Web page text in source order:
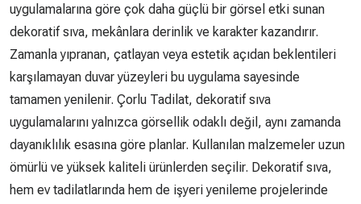
uygulamalarına göre çok daha güçlü bir görsel etki sunan
dekoratif sıva, mekânlara derinlik ve karakter kazandırır.
Zamanla yıpranan, çatlayan veya estetik açıdan beklentileri
karşılamayan duvar yüzeyleri bu uygulama sayesinde
tamamen yenilenir. Çorlu Tadilat, dekoratif sıva
uygulamalarını yalnızca görsellik odaklı değil, aynı zamanda
dayanıklılık esasına göre planlar. Kullanılan malzemeler uzun
ömürlü ve yüksek kaliteli ürünlerden seçilir. Dekoratif sıva,
hem ev tadilatlarında hem de işyeri yenileme projelerinde